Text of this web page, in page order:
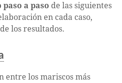
a paso de las siguientes
en cada caso,
los resultados.
entre los mariscos más